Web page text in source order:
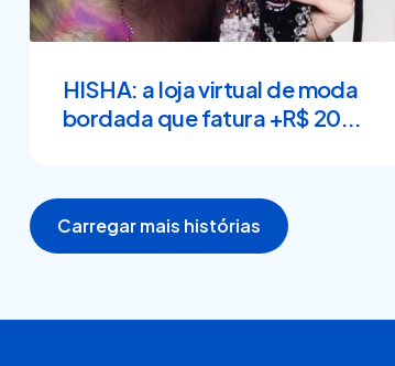
HISHA: a loja virtual de moda
bordada que fatura +R$ 20...
Carregar mais histórias